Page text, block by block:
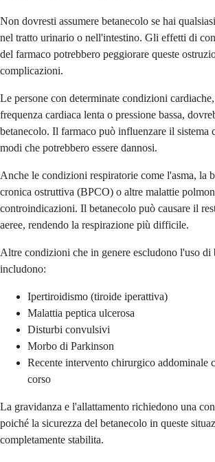
Non dovresti assumere betanecolo se hai
nel tratto urinario o nell'intestino. Gli effetti di
del farmaco potrebbero peggiorare queste
complicazioni.
Le persone con determinate condizioni
frequenza cardiaca lenta o pressione bassa,
betanecolo. Il farmaco può influenzare il sistema
modi che potrebbero essere dannosi.
Anche le condizioni respiratorie come l'asma, la
cronica ostruttiva (BPCO) o altre malattie
controindicazioni. Il betanecolo può causare il
aeree, rendendo la respirazione più difficile.
Altre condizioni che in genere escludono l'uso di
includono:
Ipertiroidismo (tiroide iperattiva)
Malattia peptica ulcerosa
Disturbi convulsivi
Morbo di Parkinson
Recente intervento chirurgico addominale
corso
La gravidanza e l'allattamento richiedono una
poiché la sicurezza del betanecolo in queste
completamente stabilita.